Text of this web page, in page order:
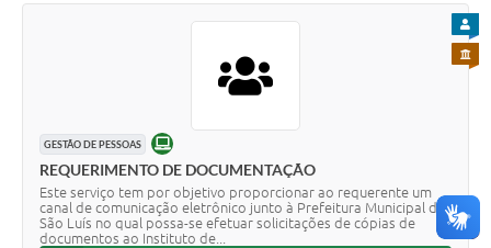
GESTÃO DE PESSOAS ONLINE
REQUERIMENTO DE DOCUMENTAÇÃO
Este serviço tem por objetivo proporcionar ao requerente um
canal de comunicação eletrônico junto à Prefeitura Municipal de
São Luís no qual possa-se efetuar solicitações de cópias de
documentos ao Instituto de...
PARA